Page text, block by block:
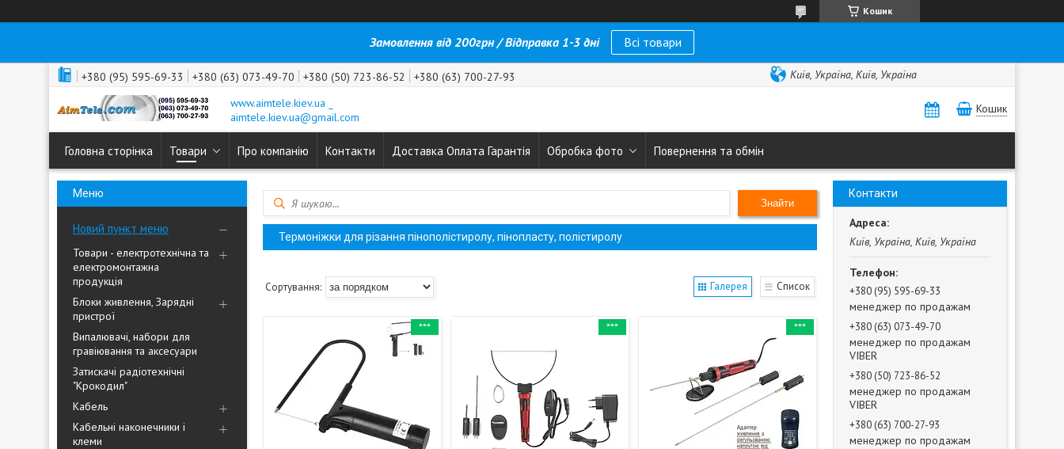
Кошик
Замовлення від 200грн / Відправка 1-3 дні Всі товари
+380 (95) 595-69-33 +380 (63) 073-49-70 +380 (50) 723-86-52 +380 (63) 700-27-93
Київ, Україна, Київ, Україна
www.aimtele.kiev.ua _
aimtele.kiev.ua@gmail.com
Кошик
Головна сторінка Товари Про компанію Контакти Доставка Оплата Гарантія Обробка фото Повернення та обмін
Новий пункт меню
Товари - електротехнічна та
електромонтажна
продукція
Блоки живлення, Зарядні
пристрої
Випалювачі, набори для
гравіювання та аксесуари
Затискачі радіотехнічні
"Крокодил"
Кабель
Кабельні наконечники і
клеми
Знайти
Термоніжки для різання пінополістиролу, пінопласту, полістиролу
Галерея Список
*** *** ***
Контакти
Київ, Україна, Київ, Україна
+380 (95) 595-69-33
менеджер по продажам
+380 (63) 073-49-70
менеджер по продажам
VIBER
+380 (50) 723-86-52
менеджер по продажам
VIBER
+380 (63) 700-27-93
менеджер по продажам